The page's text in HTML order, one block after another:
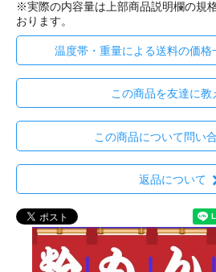
※実際の内容量は上部商品説明欄の規
おります。
温度帯・重量による送料の価格
この商品を友達に教
この商品について問い
返品について